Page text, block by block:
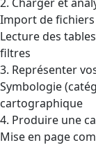
Import de fichiers
Lecture des
filtres
3. Représenter
Symbologie
cartographique
4. Produire une
Mise en page